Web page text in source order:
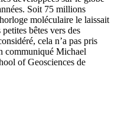
Soit 75 millions
moléculaire le laissait
bêtes vers des
cela n’a pas pris
communiqué Michael
of Geosciences de